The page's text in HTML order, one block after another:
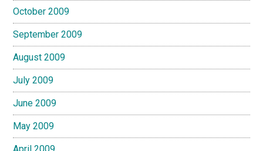
October 2009
September 2009
August 2009
July 2009
June 2009
May 2009